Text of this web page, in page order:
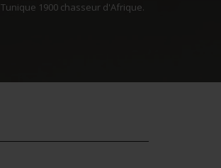
Tunique 1900 chasseur d'Afrique.